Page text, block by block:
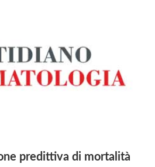
predittiva di mortalità